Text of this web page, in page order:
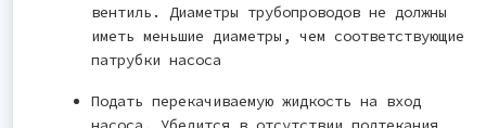
вентиль. Диаметры трубопроводов не должны
иметь меньшие диаметры, чем соответствующие
патрубки насоса
Подать перекачиваемую жидкость на вход